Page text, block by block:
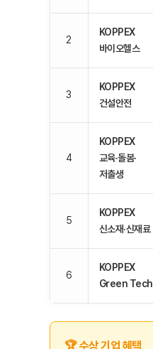
2
KOPPEX
바이오헬스
3
KOPPEX
건설안전
4
KOPPEX
교육·돌봄·
저출생
5
KOPPEX
신소재·신재료
6
KOPPEX
Green Tech
🏆 수상 기업 혜택